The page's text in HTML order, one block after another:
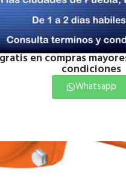
en compras
condiciones
Whatsapp